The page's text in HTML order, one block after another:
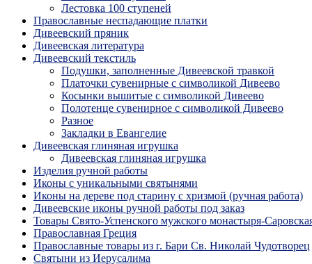
Лестовка 100 ступеней
Православные неспадающие платки
Дивеевский пряник
Дивеевская литература
Дивеевский текстиль
Подушки, заполненные Дивеевской травкой
Платочки сувенирные с символикой Дивеево
Косынки вышитые с символикой Дивеево
Полотенце сувенирное с символикой Дивеево
Разное
Закладки в Евангелие
Дивеевская глиняная игрушка
Дивеевская глиняная игрушка
Изделия ручной работы
Иконы с уникальными святынями
Иконы на дереве под старину с хризмой (ручная работа)
Дивеевские иконы ручной работы под заказ
Товары Свято-Успенского мужского монастыря-
Православная Греция
Православные товары из г. Бари Св. Николай Чудотворец
Святыни из Иерусалима